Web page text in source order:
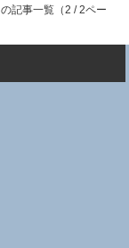
記事一覧（2 / 2ペー